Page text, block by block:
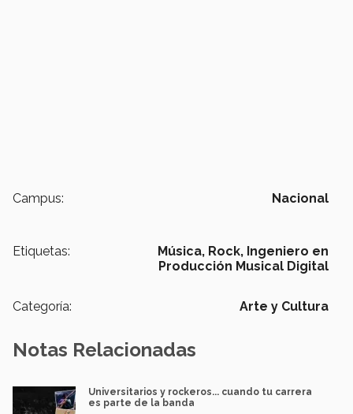
Campus: Nacional
Etiquetas: Música, Rock, Ingeniero en
Producción Musical Digital
Categoría: Arte y Cultura
Notas Relacionadas
Universitarios y rockeros... cuando tu carrera
es parte de la banda